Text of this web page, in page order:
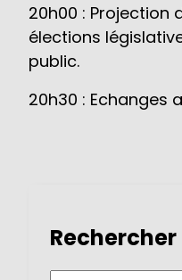
20h00 : Projection
élections
public.
20h30 : Echanges
Rechercher